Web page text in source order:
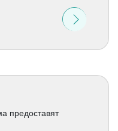
предоставят